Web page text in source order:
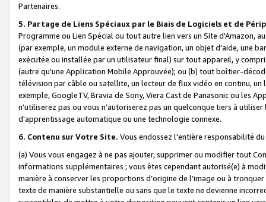
Partenaires.
5. Partage de Liens Spéciaux par le Biais de Logiciels et de
Programme ou Lien Spécial ou tout autre lien vers un Site d'Amazon,
(par exemple, un module externe de navigation, un objet d'aide, une
exécutée ou installée par un utilisateur final) sur tout appareil, y
(autre qu'une Application Mobile Approuvée); ou (b) tout boîtier-
télévision par câble ou satellite, un lecteur de flux vidéo en continu,
exemple, GoogleTV, Bravia de Sony, Viera Cast de Panasonic ou les
n’utiliserez pas ou vous n’autoriserez pas un quelconque tiers à
d'apprentissage automatique ou une technologie connexe.
6. Contenu sur Votre Site. Vous endossez l'entière responsabilité
(a) Vous vous engagez à ne pas ajouter, supprimer ou modifier tout
informations supplémentaires ; vous êtes cependant autorisé(e) à
manière à conserver les proportions d’origine de l’image ou à
texte de manière substantielle ou sans que le texte ne devienne